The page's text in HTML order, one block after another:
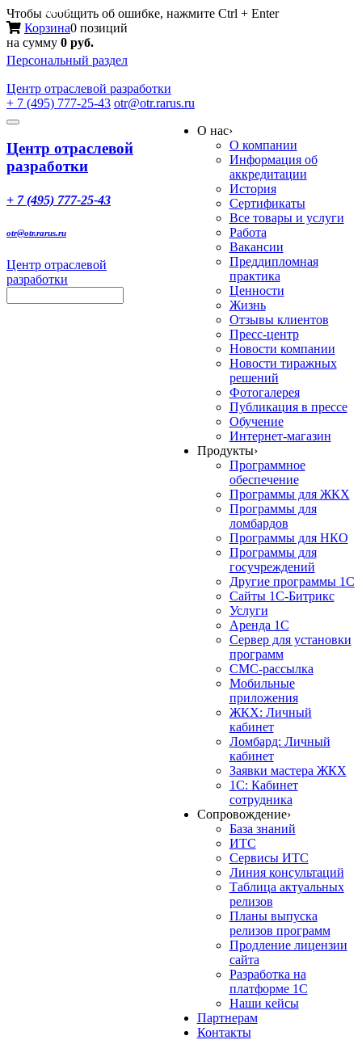
Чтобы сообщить об ошибке, нажмите Ctrl + Enter
Корзина0 позиций
на сумму 0 руб.
Персональный раздел
Центр отраслевой разработки
+ 7 (495) 777-25-43 otr@otr.rarus.ru
Toggle
Меню
Центр отраслевой
разработки
+ 7 (495) 777-25-43
otr@otr.rarus.ru
Центр отраслевой
разработки
О нас›
О компании
Информация об
аккредитации
История
Сертификаты
Все товары и услуги
Работа
Вакансии
Преддипломная
практика
Ценности
Жизнь
Отзывы клиентов
Пресс-центр
Новости компании
Новости тиражных
решений
Фотогалерея
Публикация в прессе
Обучение
Интернет-магазин
Продукты›
Программное
обеспечение
Программы для ЖКХ
Программы для
ломбардов
Программы для НКО
Программы для
госучреждений
Другие программы 1С
Сайты 1С-Битрикс
Услуги
Аренда 1С
Сервер для установки
программ
СМС-рассылка
Мобильные
приложения
ЖКХ: Личный
кабинет
Ломбард: Личный
кабинет
Заявки мастера ЖКХ
1С: Кабинет
сотрудника
Сопровождение›
База знаний
ИТС
Сервисы ИТС
Линия консультаций
Таблица актуальных
релизов
Планы выпуска
релизов программ
Продление лицензии
сайта
Разработка на
платформе 1С
Наши кейсы
Партнерам
Контакты